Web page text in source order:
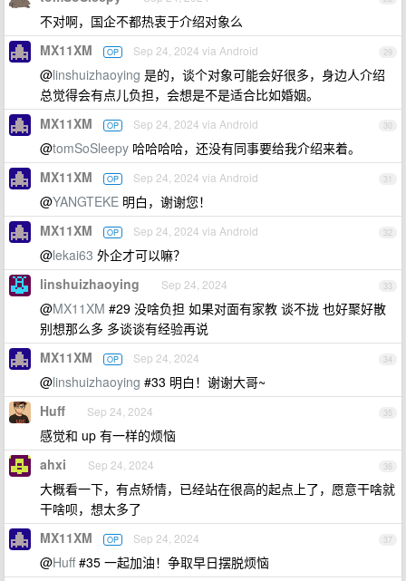
不对啊，国企不都热衷于介绍对象么
29
MX11XM OP Sep 24, 2024 via Android
@linshuizhaoying 是的，谈个对象可能会好很多，身边人介绍
总觉得会有点儿负担，会想是不是适合比如婚姻。
30
MX11XM OP Sep 24, 2024 via Android
@tomSoSleepy 哈哈哈哈，还没有同事要给我介绍来着。
31
MX11XM OP Sep 24, 2024 via Android
@YANGTEKE 明白，谢谢您！
32
MX11XM OP Sep 24, 2024 via Android
@lekai63 外企才可以嘛？
33
linshuizhaoying Sep 24, 2024
@MX11XM #29 没啥负担 如果对面有家教 谈不拢 也好聚好散
别想那么多 多谈谈有经验再说
34
MX11XM OP Sep 24, 2024
@linshuizhaoying #33 明白！谢谢大哥~
35
Huff Sep 24, 2024
感觉和 up 有一样的烦恼
36
ahxi Sep 24, 2024
大概看一下，有点矫情，已经站在很高的起点上了，愿意干啥就
干啥呗，想太多了
37
MX11XM OP Sep 24, 2024
@Huff#35 一起加油！争取早日摆脱烦恼